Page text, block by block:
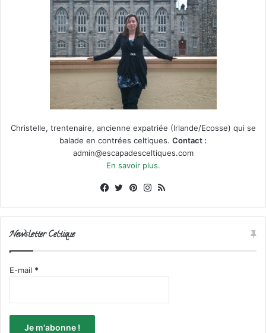
Christelle, trentenaire, ancienne expatriée (Irlande/Ecosse) qui se
balade en contrées celtiques. Contact :
admin@escapadesceltiques.com
En savoir plus.
Facebook
X PinterestInstagram
Newsletter Celtique
E-mail *